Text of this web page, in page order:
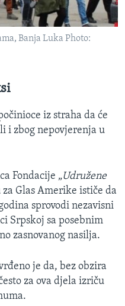
Banja Luka Photo:
iz straha da će
i zbog nepovjerenja u
Fondacije „Udružene
Glas Amerike ističe da
sprovodi nezavisni
Srpskoj sa posebnim
zasnovanog nasilja.
je da, bez obzira
za ova djela izriču